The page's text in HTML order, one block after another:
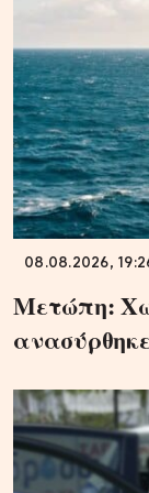
08.08.2026,
Μετώπη: